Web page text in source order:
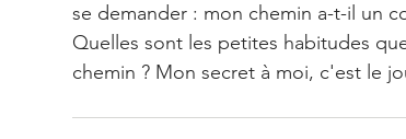
se demander : mon chemin a-t-il un
Quelles sont les petites habitudes
chemin ? Mon secret à moi, c'est le